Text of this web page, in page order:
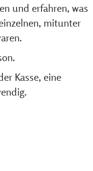
und erfahren, was
mitunter
Kasse, eine